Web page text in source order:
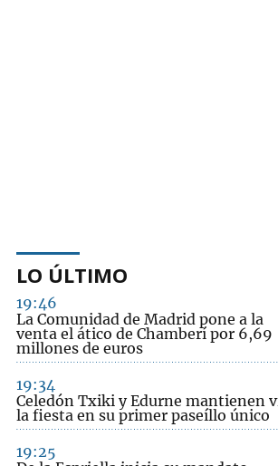
LO ÚLTIMO
19:46
La Comunidad de Madrid pone a la
venta el ático de Chamberí por 6,69
millones de euros
19:34
Celedón Txiki y Edurne mantienen
la fiesta en su primer paseíllo único
19:25